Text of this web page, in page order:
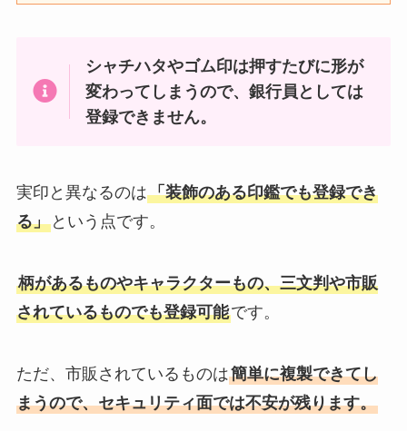
シャチハタやゴム印は押すたびに形が
変わってしまうので、銀行員としては
登録できません。
実印と異なるのは「装飾のある印鑑でも登録でき
る」という点です。
柄があるものやキャラクターもの、三文判や市販
されているものでも登録可能です。
ただ、市販されているものは簡単に複製できてし
まうので、セキュリティ面では不安が残ります。